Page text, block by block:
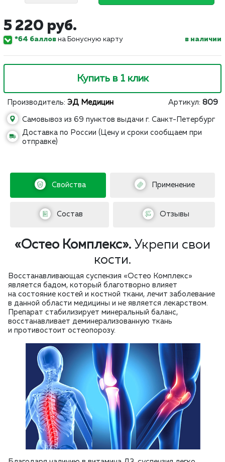
5 220 руб.
*64 баллов на Бонусную карту в наличии
Купить в 1 клик
Производитель: ЭД Медицин Артикул: 809
Самовывоз из 69 пунктов выдачи г. Санкт-Петербург
Доставка по России (Цену и сроки сообщаем при
отправке)
Свойства Применение
Состав Отзывы
«Остео Комплекс». Укрепи свои
кости.
Восстанавливающая суспензия «Остео Комплекс»
является бадом, который благотворно влияет
на состояние костей и костной ткани, лечит заболевание
в данной области медицины и не является лекарством.
Препарат стабилизирует минеральный баланс,
восстанавливает деминерализованную ткань
и противостоит остеопорозу.